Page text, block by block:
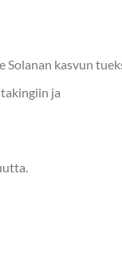
Solanan kasvun
ja